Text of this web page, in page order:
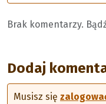
Brak komentarzy.
Dodaj
Musisz się